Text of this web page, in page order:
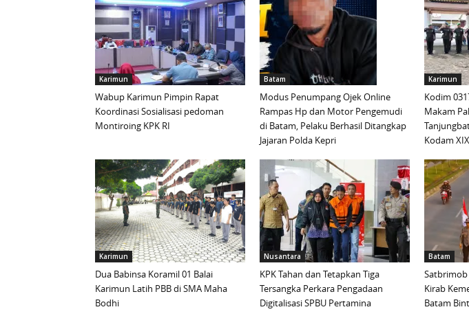
Karimun
Wabup Karimun Pimpin Rapat
Koordinasi Sosialisasi pedoman
Montiroing KPK RI
Batam
Modus Penumpang Ojek Online
Rampas Hp dan Motor Pengemudi
di Batam, Pelaku Berhasil Ditangkap
Jajaran Polda Kepri
Karimun
Kodim
Makam
Kodam
Karimun
Dua Babinsa Koramil 01 Balai
Karimun Latih PBB di SMA Maha
Bodhi
Nusantara
KPK Tahan dan Tetapkan Tiga
Tersangka Perkara Pengadaan
Digitalisasi SPBU Pertamina
Batam
Satbrimob
Kirab
Batam